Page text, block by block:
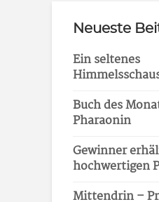
Neueste
Ein seltenes
Buch des
Pharaonin
Gewinner
hochwertigen
Mittendrin –